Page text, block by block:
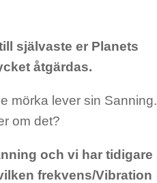
självaste er Planets
åtgärdas.
mörka lever sin Sanning.
om det?
och vi har tidigare
frekvens/Vibration